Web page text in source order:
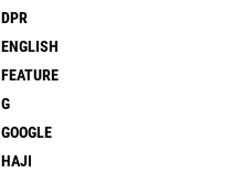
DPR
ENGLISH
FEATURE
G
GOOGLE
HAJI